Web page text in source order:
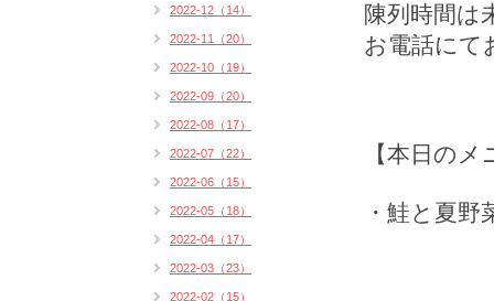
陳列時間は
お電話にて
【本日のメ
・鮭と夏
2022-12（14）
2022-11（20）
2022-10（19）
2022-09（20）
2022-08（17）
2022-07（22）
2022-06（15）
2022-05（18）
2022-04（17）
2022-03（23）
2022-02（15）